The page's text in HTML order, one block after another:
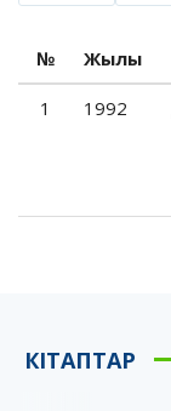
№ Жылы
1 1992
КІТАПТАР